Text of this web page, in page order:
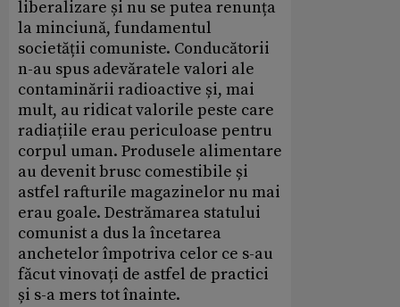
liberalizare și nu se putea renunța
la minciună, fundamentul
societății comuniste. Conducătorii
n-au spus adevăratele valori ale
contaminării radioactive și, mai
mult, au ridicat valorile peste care
radiațiile erau periculoase pentru
corpul uman. Produsele alimentare
au devenit brusc comestibile și
astfel rafturile magazinelor nu mai
erau goale. Destrămarea statului
comunist a dus la încetarea
anchetelor împotriva celor ce s-au
făcut vinovați de astfel de practici
și s-a mers tot înainte.